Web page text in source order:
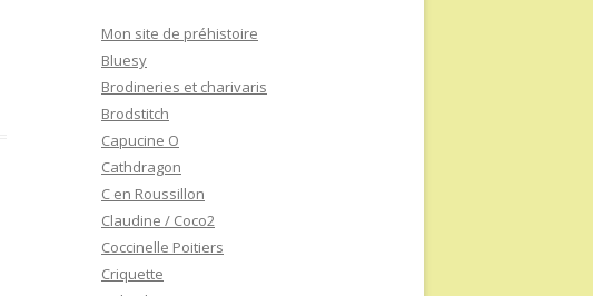
Mon site de préhistoire
Bluesy
Brodineries et charivaris
Brodstitch
Capucine O
Cathdragon
C en Roussillon
Claudine / Coco2
Coccinelle Poitiers
Criquette